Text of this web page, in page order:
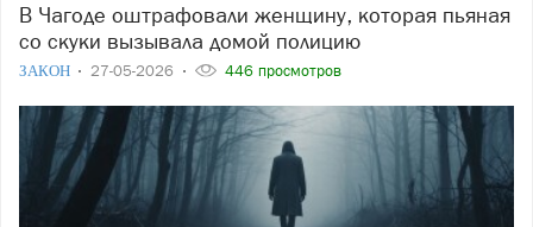
В Чагоде оштрафовали женщину, которая пьяная
со скуки вызывала домой полицию
ЗАКОН 27-05-2026 446 просмотров